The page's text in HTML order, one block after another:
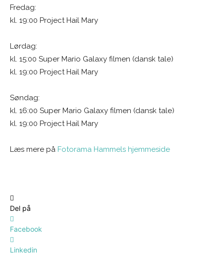
Fredag:
kl. 19:00 Project Hail Mary
Lørdag:
kl. 15:00 Super Mario Galaxy filmen (dansk tale)
kl. 19:00 Project Hail Mary
Søndag:
kl. 16:00 Super Mario Galaxy filmen (dansk tale)
kl. 19:00 Project Hail Mary
Læs mere på Fotorama Hammels hjemmeside
Del på
Facebook
Linkedin